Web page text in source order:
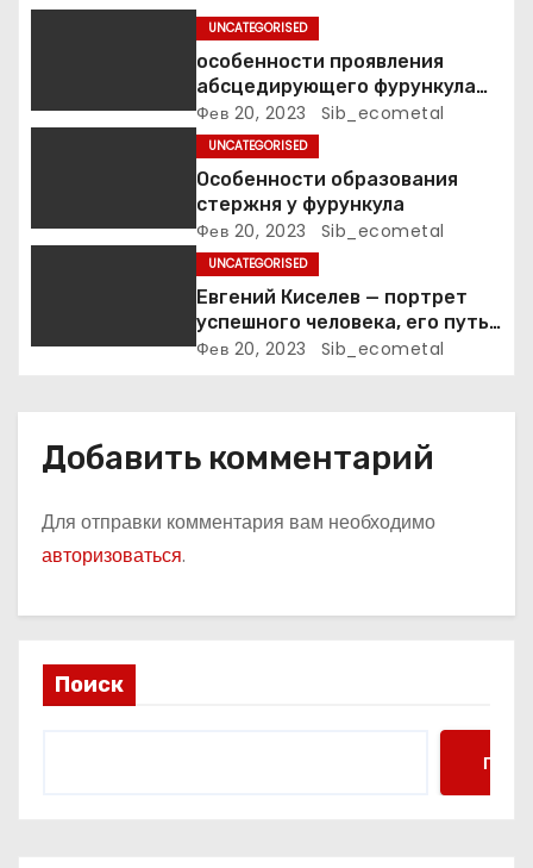
и
я
UNCATEGORISED
особенности проявления
абсцедирующего фурункула
код по МКБ-10
Фев 20, 2023 Sib_ecometal
UNCATEGORISED
Особенности образования
стержня у фурункула
Фев 20, 2023 Sib_ecometal
UNCATEGORISED
Евгений Киселев — портрет
успешного человека, его путь
к славе и личное счастье
Фев 20, 2023 Sib_ecometal
Добавить комментарий
Для отправки комментария вам необходимо
авторизоваться.
Поиск
Поиск